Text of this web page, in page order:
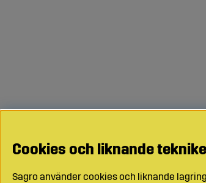
Cookies och liknande
Sagro använder cookies och liknande